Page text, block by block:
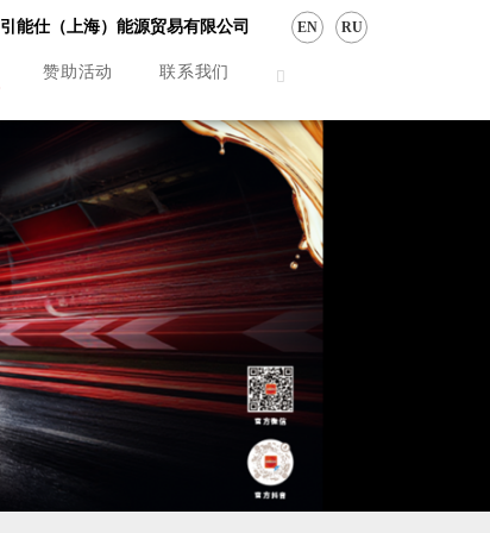
引能仕（上海）能源贸易有限公司 EN RU
赞助活动 联系我们